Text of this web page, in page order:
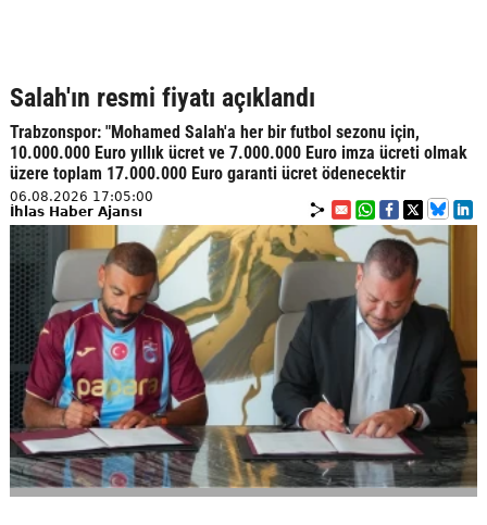
Salah'ın resmi fiyatı açıklandı
Trabzonspor: "Mohamed Salah'a her bir futbol sezonu için,
10.000.000 Euro yıllık ücret ve 7.000.000 Euro imza ücreti olmak
üzere toplam 17.000.000 Euro garanti ücret ödenecektir
06.08.2026 17:05:00
İhlas Haber Ajansı